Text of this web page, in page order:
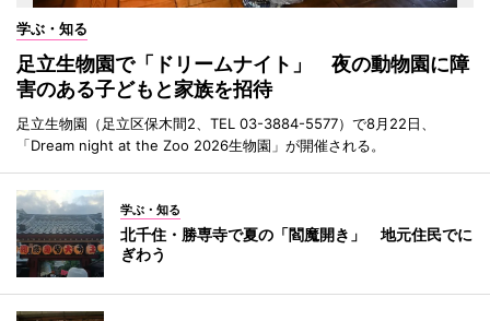
学ぶ・知る
足立生物園で「ドリームナイト」 夜の動物園に障
害のある子どもと家族を招待
足立生物園（足立区保木間2、TEL 03-3884-5577）で8月22日、
「Dream night at the Zoo 2026生物園」が開催される。
学ぶ・知る
北千住・勝専寺で夏の「閻魔開き」 地元住民でに
ぎわう